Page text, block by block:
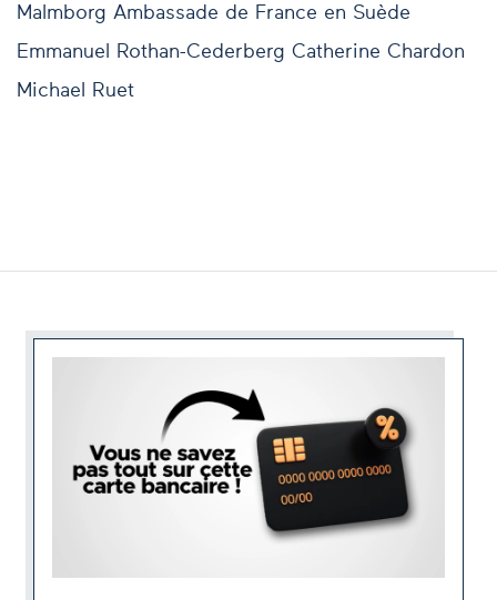
Malmborg Ambassade de France en Suède
Emmanuel Rothan-Cederberg Catherine Chardon
Michael Ruet